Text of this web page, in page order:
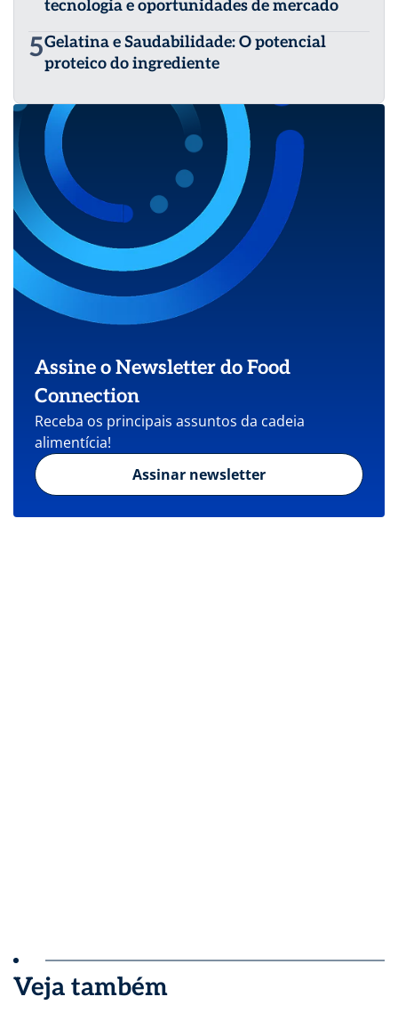
tecnologia e oportunidades de mercado
5Gelatina e Saudabilidade: O potencial
proteico do ingrediente
Assine o Newsletter do Food
Connection
Receba os principais assuntos da cadeia
alimentícia!
Assinar newsletter
Veja também